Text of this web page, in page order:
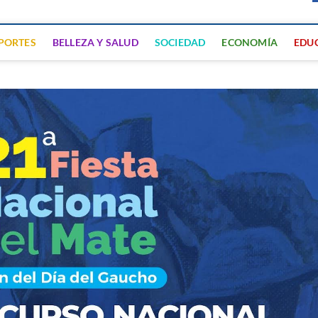
BELLEZA Y SALUD SOCIEDAD ECONOMÍA